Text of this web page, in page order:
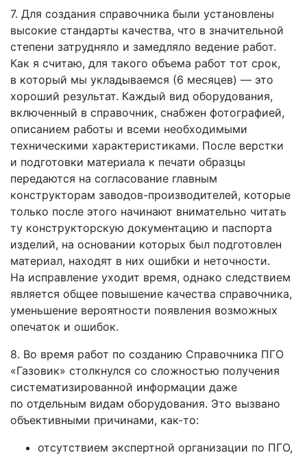
7. Для создания справочника были установлены
высокие стандарты качества, что в значительной
степени затрудняло и замедляло ведение работ.
Как я считаю, для такого объема работ тот срок,
в который мы укладываемся (6 месяцев) — это
хороший результат. Каждый вид оборудования,
включенный в справочник, снабжен фотографией,
описанием работы и всеми необходимыми
техническими характеристиками. После верстки
и подготовки материала к печати образцы
передаются на согласование главным
конструкторам заводов-производителей, которые
только после этого начинают внимательно читать
ту конструкторскую документацию и паспорта
изделий, на основании которых был подготовлен
материал, находят в них ошибки и неточности.
На исправление уходит время, однако следствием
является общее повышение качества справочника,
уменьшение вероятности появления возможных
опечаток и ошибок.
8. Во время работ по созданию Справочника ПГО
«Газовик» столкнулся со сложностью получения
систематизированной информации даже
по отдельным видам оборудования. Это вызвано
объективными причинами, как-то:
отсутствием экспертной организации по ПГО,